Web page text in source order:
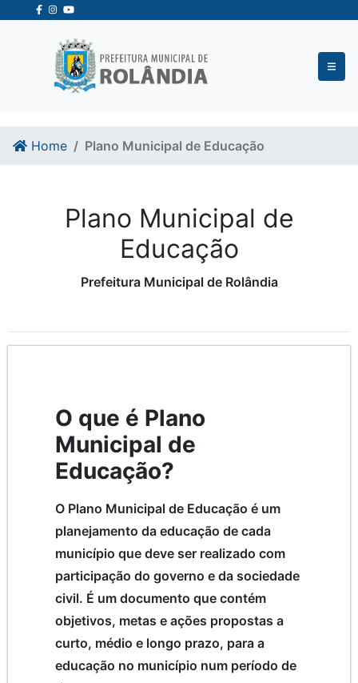
Ir para o conteudo
Ir para o fim do conteudo
Home Plano Municipal de Educação
Plano Municipal de
Educação
Prefeitura Municipal de Rolândia
O que é Plano
Municipal de
Educação?
O Plano Municipal de Educação é um
planejamento da educação de cada
município que deve ser realizado com
participação do governo e da sociedade
civil. É um documento que contém
objetivos, metas e ações propostas a
curto, médio e longo prazo, para a
educação no município num período de